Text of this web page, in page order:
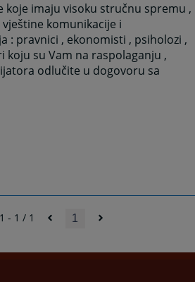
imaju visoku stručnu spremu ,
komunikacije i
: pravnici , ekonomisti , psiholozi ,
koju su Vam na raspolaganju ,
odlučite u dogovoru sa
1 - 1 / 1 1